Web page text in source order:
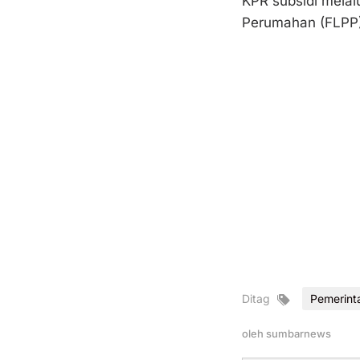
Perumahan
Ditag
oleh sumbarnews